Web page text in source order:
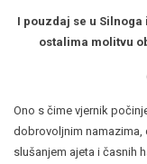
I pouzdaj se u
ostalima molitvu
Ono s čime vjernik
dobrovoljnim namazima,
slušanjem ajeta i časnih